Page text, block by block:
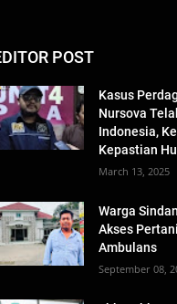
POST
Kasus
Nursova
Indonesia,
Kepastian
March 13, 2025
Warga
Akses
Ambulans
September 08,